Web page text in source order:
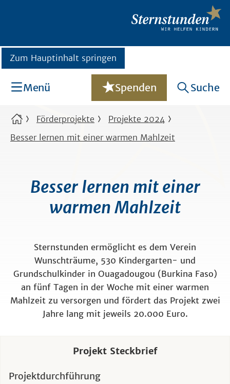
Zum Hauptinhalt springen
Menü Spenden Suche
Förderprojekte
Projekte 2024
Besser lernen mit einer warmen Mahlzeit
Besser lernen mit einer
warmen Mahlzeit
Sternstunden ermöglicht es dem Verein
Wunschträume, 530 Kindergarten- und
Grundschulkinder in Ouagadougou (Burkina Faso)
an fünf Tagen in der Woche mit einer warmen
Mahlzeit zu versorgen und fördert das Projekt zwei
Jahre lang mit jeweils 20.000 Euro.
Projekt Steckbrief
Projektdurchführung